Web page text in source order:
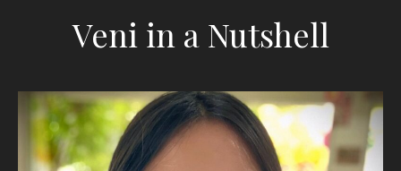
Veni in a Nutshell